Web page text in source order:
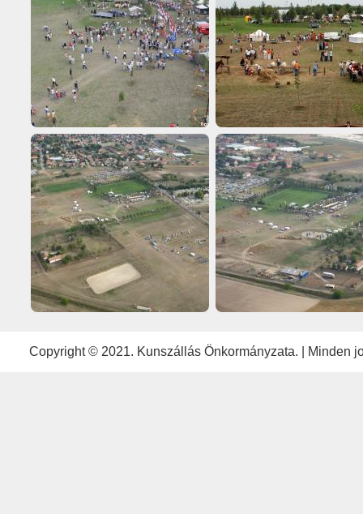
Copyright © 2021. Kunszállás Önkormányzata. | Minden